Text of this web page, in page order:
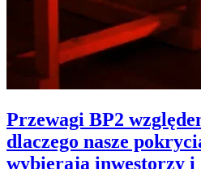
Przewagi BP2
dlaczego nasze
wybierają inwestorzy i